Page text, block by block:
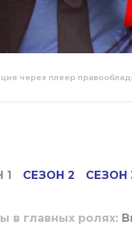
через плеер
СЕЗОН 2 СЕЗОН
в главных ролях: